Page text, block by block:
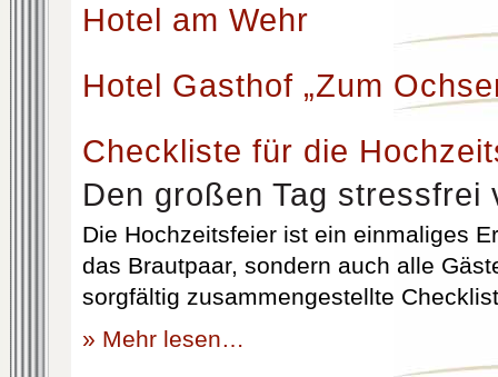
Hotel am Wehr
Hotel Gasthof „Zum
Checkliste für die
Den großen Tag stressfrei
Die Hochzeitsfeier ist ein einmaliges
das Brautpaar, sondern auch alle
sorgfältig zusammengestellte
» Mehr lesen…